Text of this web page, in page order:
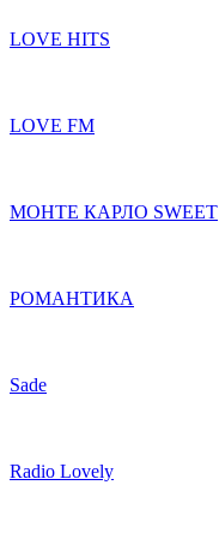
LOVE HITS
LOVE FM
МОНТЕ КАРЛО SWEET
РОМАНТИКА
Sade
Radio Lovely